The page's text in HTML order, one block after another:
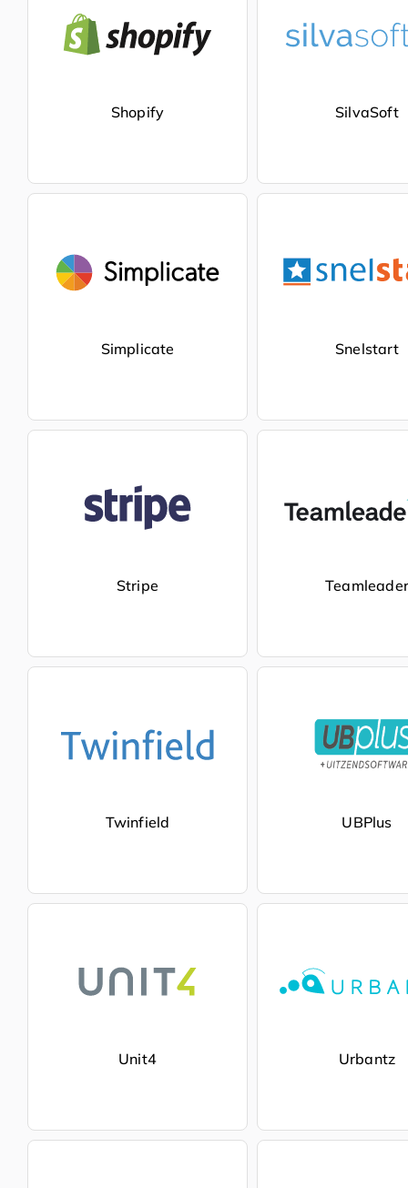
Shopify SilvaSoft
Simplicate Snelstart
Stripe Teamleader
Twinfield UBPlus
Unit4 Urbantz